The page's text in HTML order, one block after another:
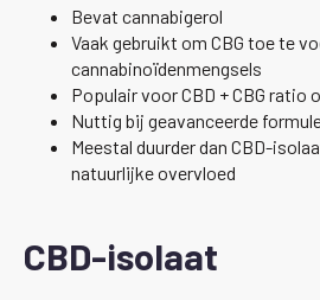
Bevat cannabigerol
Vaak gebruikt om CBG toe te
cannabinoïdenmengsels
Populair voor CBD + CBG ratio
Nuttig bij geavanceerde
Meestal duurder dan CBD-
natuurlijke overvloed
CBD-isolaat